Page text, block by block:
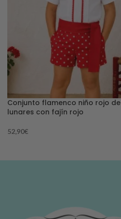
Conjunto flamenco niño rojo de
lunares con fajín rojo
52,90€